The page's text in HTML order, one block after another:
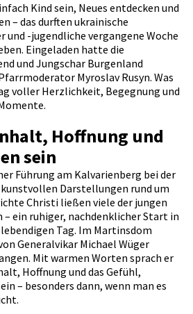
Kind sein, Neues entdecken und
– das durften ukrainische
und -jugendliche vergangene Woche
Eingeladen hatte die
und Jungschar Burgenland
Myroslav Rusyn. Was
voller Herzlichkeit, Begegnung und
Hoffnung und
sein
Führung am Kalvarienberg bei der
kunstvollen Darstellungen rund um
Christi ließen viele der jungen
ein ruhiger, nachdenklicher Start in
Tag. Im Martinsdom
Generalvikar Michael Wüger
Mit warmen Worten sprach er
Hoffnung und das Gefühl,
– besonders dann, wenn man es